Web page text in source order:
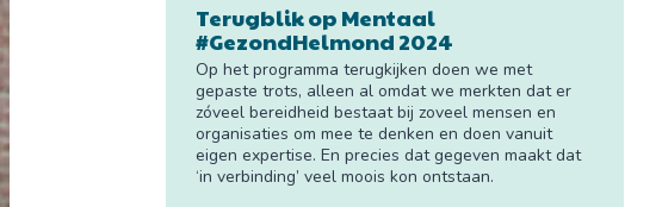
Terugblik op Mentaal
#GezondHelmond 2024
Op het programma terugkijken doen we met
gepaste trots, alleen al omdat we merkten dat er
zóveel bereidheid bestaat bij zoveel mensen en
organisaties om mee te denken en doen vanuit
eigen expertise. En precies dat gegeven maakt dat
‘in verbinding’ veel moois kon ontstaan.